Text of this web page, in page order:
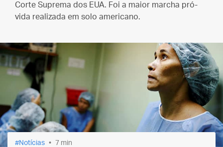
Corte Suprema dos EUA. Foi a maior marcha pró-
vida realizada em solo americano.
Notícias 7 min